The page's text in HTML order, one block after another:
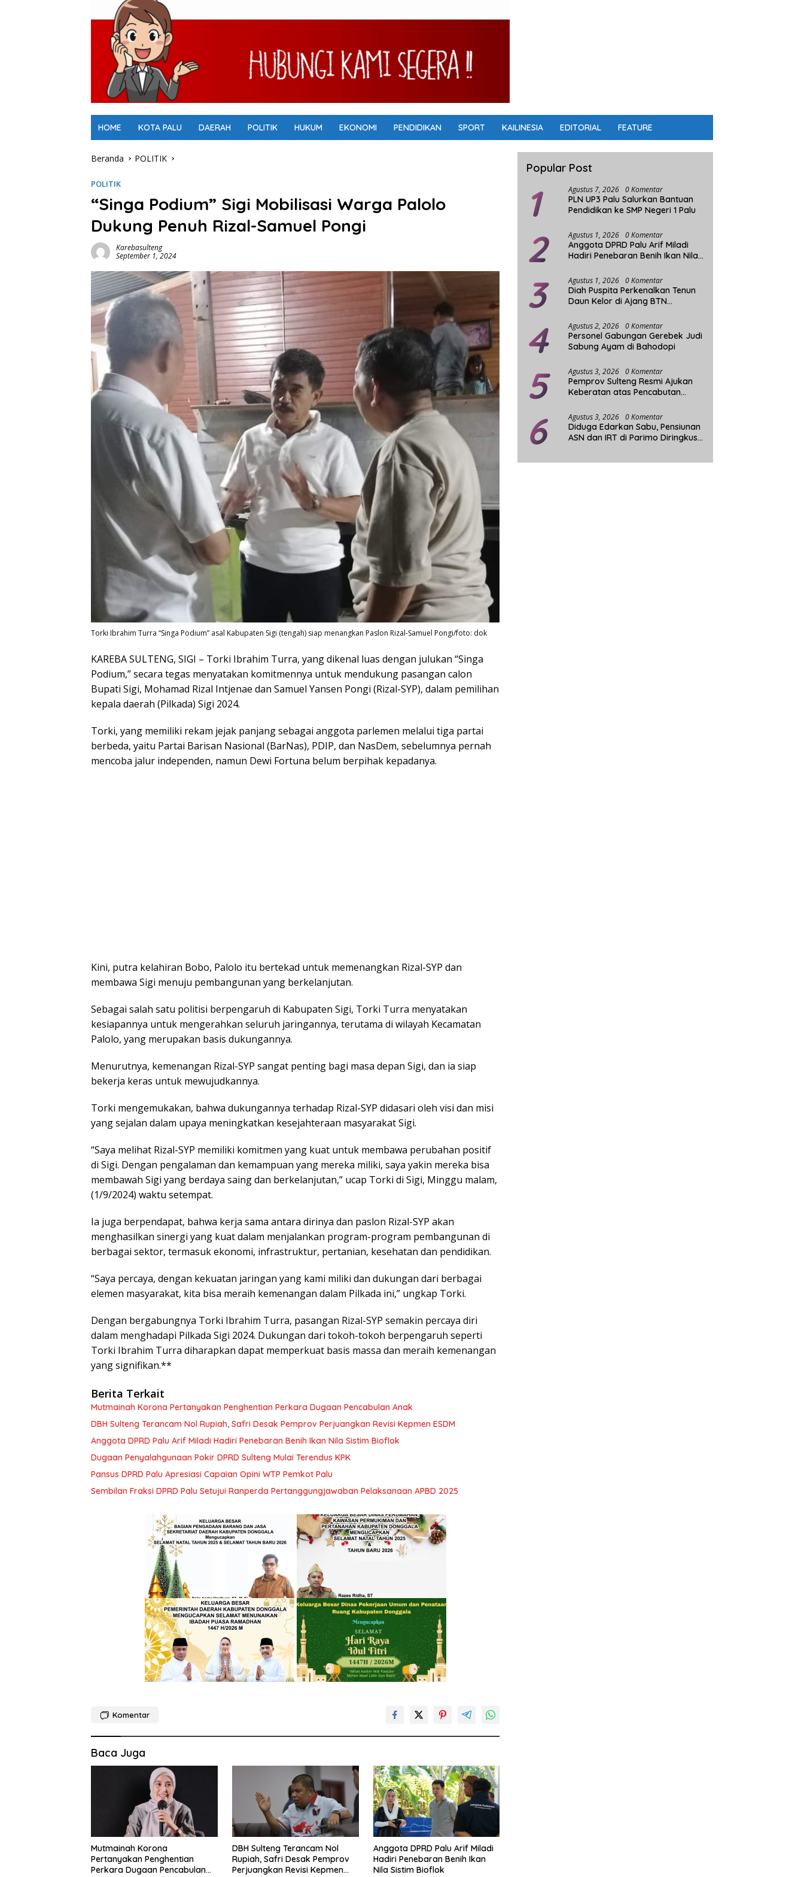
HOME KOTA PALU DAERAH POLITIK HUKUM EKONOMI PENDIDIKAN SPORT KAILINESIA EDITORIAL FEATURE
Beranda POLITIK
POLITIK
“Singa Podium” Sigi Mobilisasi Warga Palolo
Dukung Penuh Rizal-Samuel Pongi
Karebasulteng
September 1, 2024
Torki Ibrahim Turra “Singa Podium” asal Kabupaten Sigi (tengah) siap menangkan Paslon Rizal-Samuel Pongi/foto: dok
KAREBA SULTENG, SIGI – Torki Ibrahim Turra, yang dikenal luas dengan julukan “Singa
Podium,” secara tegas menyatakan komitmennya untuk mendukung pasangan calon
Bupati Sigi, Mohamad Rizal Intjenae dan Samuel Yansen Pongi (Rizal-SYP), dalam pemilihan
kepala daerah (Pilkada) Sigi 2024.
Torki, yang memiliki rekam jejak panjang sebagai anggota parlemen melalui tiga partai
berbeda, yaitu Partai Barisan Nasional (BarNas), PDIP, dan NasDem, sebelumnya pernah
mencoba jalur independen, namun Dewi Fortuna belum berpihak kepadanya.
Kini, putra kelahiran Bobo, Palolo itu bertekad untuk memenangkan Rizal-SYP dan
membawa Sigi menuju pembangunan yang berkelanjutan.
Sebagai salah satu politisi berpengaruh di Kabupaten Sigi, Torki Turra menyatakan
kesiapannya untuk mengerahkan seluruh jaringannya, terutama di wilayah Kecamatan
Palolo, yang merupakan basis dukungannya.
Menurutnya, kemenangan Rizal-SYP sangat penting bagi masa depan Sigi, dan ia siap
bekerja keras untuk mewujudkannya.
Torki mengemukakan, bahwa dukungannya terhadap Rizal-SYP didasari oleh visi dan misi
yang sejalan dalam upaya meningkatkan kesejahteraan masyarakat Sigi.
“Saya melihat Rizal-SYP memiliki komitmen yang kuat untuk membawa perubahan positif
di Sigi. Dengan pengalaman dan kemampuan yang mereka miliki, saya yakin mereka bisa
membawah Sigi yang berdaya saing dan berkelanjutan,” ucap Torki di Sigi, Minggu malam,
(1/9/2024) waktu setempat.
Ia juga berpendapat, bahwa kerja sama antara dirinya dan paslon Rizal-SYP akan
menghasilkan sinergi yang kuat dalam menjalankan program-program pembangunan di
berbagai sektor, termasuk ekonomi, infrastruktur, pertanian, kesehatan dan pendidikan.
“Saya percaya, dengan kekuatan jaringan yang kami miliki dan dukungan dari berbagai
elemen masyarakat, kita bisa meraih kemenangan dalam Pilkada ini,” ungkap Torki.
Dengan bergabungnya Torki Ibrahim Turra, pasangan Rizal-SYP semakin percaya diri
dalam menghadapi Pilkada Sigi 2024. Dukungan dari tokoh-tokoh berpengaruh seperti
Torki Ibrahim Turra diharapkan dapat memperkuat basis massa dan meraih kemenangan
yang signifikan.**
Berita Terkait
Mutmainah Korona Pertanyakan Penghentian Perkara Dugaan Pencabulan Anak
DBH Sulteng Terancam Nol Rupiah, Safri Desak Pemprov Perjuangkan Revisi Kepmen ESDM
Anggota DPRD Palu Arif Miladi Hadiri Penebaran Benih Ikan Nila Sistim Bioflok
Dugaan Penyalahgunaan Pokir DPRD Sulteng Mulai Terendus KPK
Pansus DPRD Palu Apresiasi Capaian Opini WTP Pemkot Palu
Sembilan Fraksi DPRD Palu Setujui Ranperda Pertanggungjawaban Pelaksanaan APBD 2025
Komentar
Baca Juga
Mutmainah Korona
Pertanyakan Penghentian
Perkara Dugaan Pencabulan
DBH Sulteng Terancam Nol
Rupiah, Safri Desak Pemprov
Perjuangkan Revisi Kepmen
Anggota DPRD Palu Arif Miladi
Hadiri Penebaran Benih Ikan
Nila Sistim Bioflok
Popular Post
1 Agustus 7, 2026 0 Komentar
PLN UP3 Palu Salurkan Bantuan
Pendidikan ke SMP Negeri 1 Palu
2 Agustus 1, 2026 0 Komentar
Anggota DPRD Palu Arif Miladi
Hadiri Penebaran Benih Ikan Nila
3 Agustus 1, 2026 0 Komentar
Diah Puspita Perkenalkan Tenun
Daun Kelor di Ajang BTN
4 Agustus 2, 2026 0 Komentar
Personel Gabungan Gerebek Judi
Sabung Ayam di Bahodopi
5 Agustus 3, 2026 0 Komentar
Pemprov Sulteng Resmi Ajukan
Keberatan atas Pencabutan
6 Agustus 3, 2026 0 Komentar
Diduga Edarkan Sabu, Pensiunan
ASN dan IRT di Parimo Diringkus